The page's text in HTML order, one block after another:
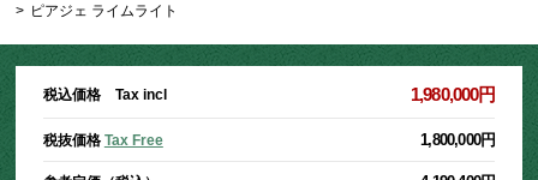
> ピアジェ ライムライト
税込価格 Tax incl 1,980,000円
税抜価格 Tax Free 1,800,000円